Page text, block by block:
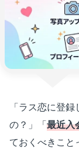
「ラス恋に登
の？」「最近入
ておくべきこと